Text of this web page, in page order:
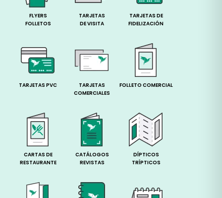
FLYERS
FOLLETOS
TARJETAS
DE VISITA
TARJETAS DE
FIDELIZACIÓN
TARJETAS PVC
TARJETAS
COMERCIALES
FOLLETO COMERCIAL
CARTAS DE
RESTAURANTE
CATÁLOGOS
REVISTAS
DÍPTICOS
TRÍPTICOS